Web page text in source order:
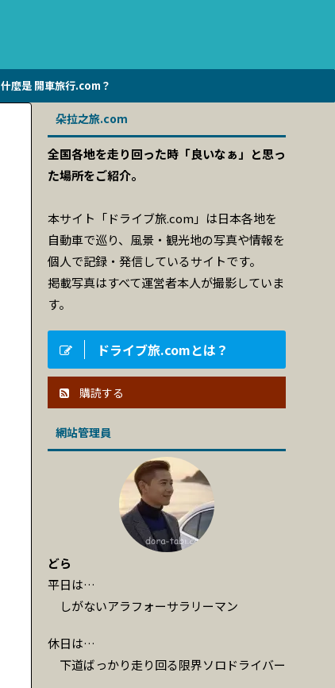
什麼是 開車旅行.com？
朵拉之旅.com
全国各地を走り回った時「良いなぁ」と思っ
た場所をご紹介。
本サイト「ドライブ旅.com」は日本各地を
自動車で巡り、風景・観光地の写真や情報を
個人で記録・発信しているサイトです。
掲載写真はすべて運営者本人が撮影していま
す。
ドライブ旅.comとは？
購読する
網站管理員
どら
平日は…
しがないアラフォーサラリーマン
休日は…
下道ばっかり走り回る限界ソロドライバー